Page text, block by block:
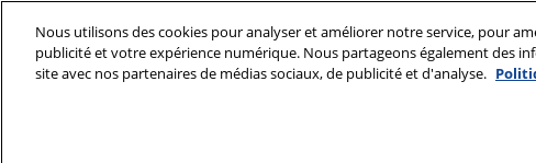
au
contenu
Nous utilisons des cookies pour analyser et améliorer notre service, pour
publicité et votre expérience numérique. Nous partageons également des
site avec nos partenaires de médias sociaux, de publicité et d'analyse.